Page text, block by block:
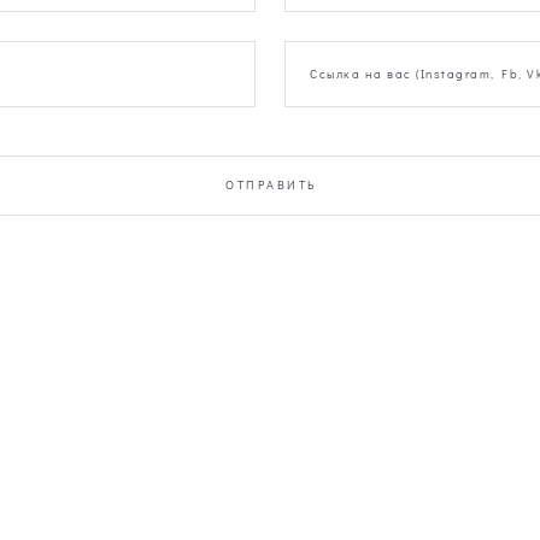
Ссылка на вас (Instagram, Fb,
ОТПРАВИТЬ